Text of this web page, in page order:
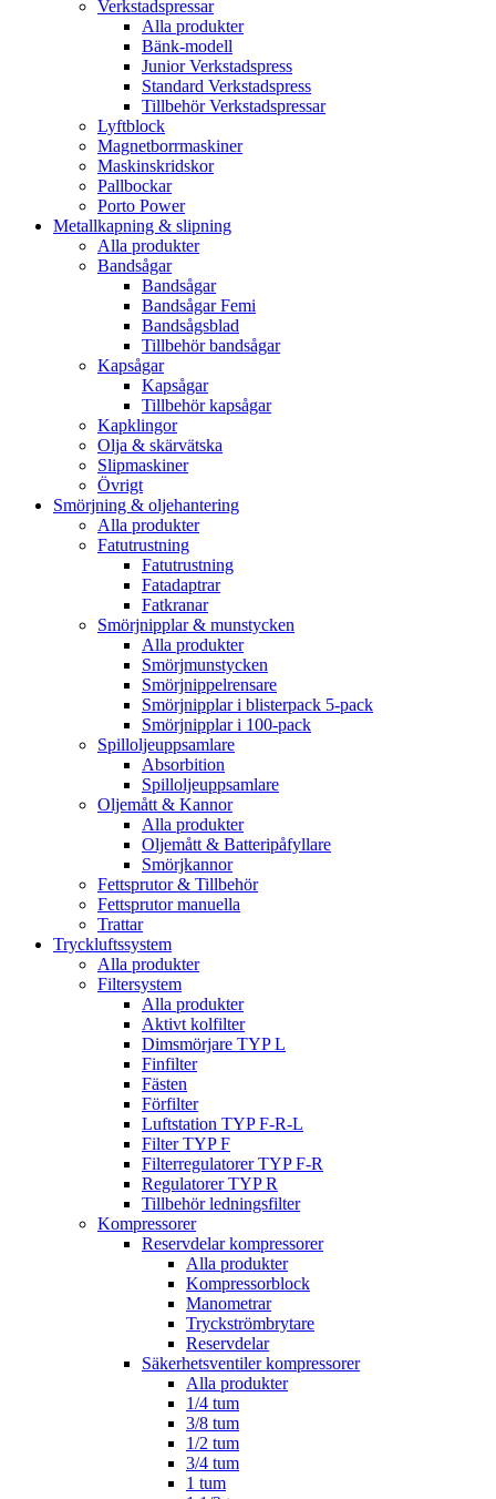
Verkstadspressar
Alla produkter
Bänk-modell
Junior Verkstadspress
Standard Verkstadspress
Tillbehör Verkstadspressar
Lyftblock
Magnetborrmaskiner
Maskinskridskor
Pallbockar
Porto Power
Metallkapning & slipning
Alla produkter
Bandsågar
Bandsågar
Bandsågar Femi
Bandsågsblad
Tillbehör bandsågar
Kapsågar
Kapsågar
Tillbehör kapsågar
Kapklingor
Olja & skärvätska
Slipmaskiner
Övrigt
Smörjning & oljehantering
Alla produkter
Fatutrustning
Fatutrustning
Fatadaptrar
Fatkranar
Smörjnipplar & munstycken
Alla produkter
Smörjmunstycken
Smörjnippelrensare
Smörjnipplar i blisterpack 5-pack
Smörjnipplar i 100-pack
Spilloljeuppsamlare
Absorbition
Spilloljeuppsamlare
Oljemått & Kannor
Alla produkter
Oljemått & Batteripåfyllare
Smörjkannor
Fettsprutor & Tillbehör
Fettsprutor manuella
Trattar
Tryckluftssystem
Alla produkter
Filtersystem
Alla produkter
Aktivt kolfilter
Dimsmörjare TYP L
Finfilter
Fästen
Förfilter
Luftstation TYP F-R-L
Filter TYP F
Filterregulatorer TYP F-R
Regulatorer TYP R
Tillbehör ledningsfilter
Kompressorer
Reservdelar kompressorer
Alla produkter
Kompressorblock
Manometrar
Tryckströmbrytare
Reservdelar
Säkerhetsventiler kompressorer
Alla produkter
1/4 tum
3/8 tum
1/2 tum
3/4 tum
1 tum